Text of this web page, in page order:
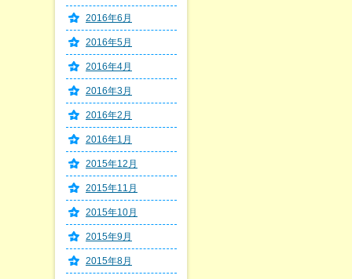
2016年6月
2016年5月
2016年4月
2016年3月
2016年2月
2016年1月
2015年12月
2015年11月
2015年10月
2015年9月
2015年8月